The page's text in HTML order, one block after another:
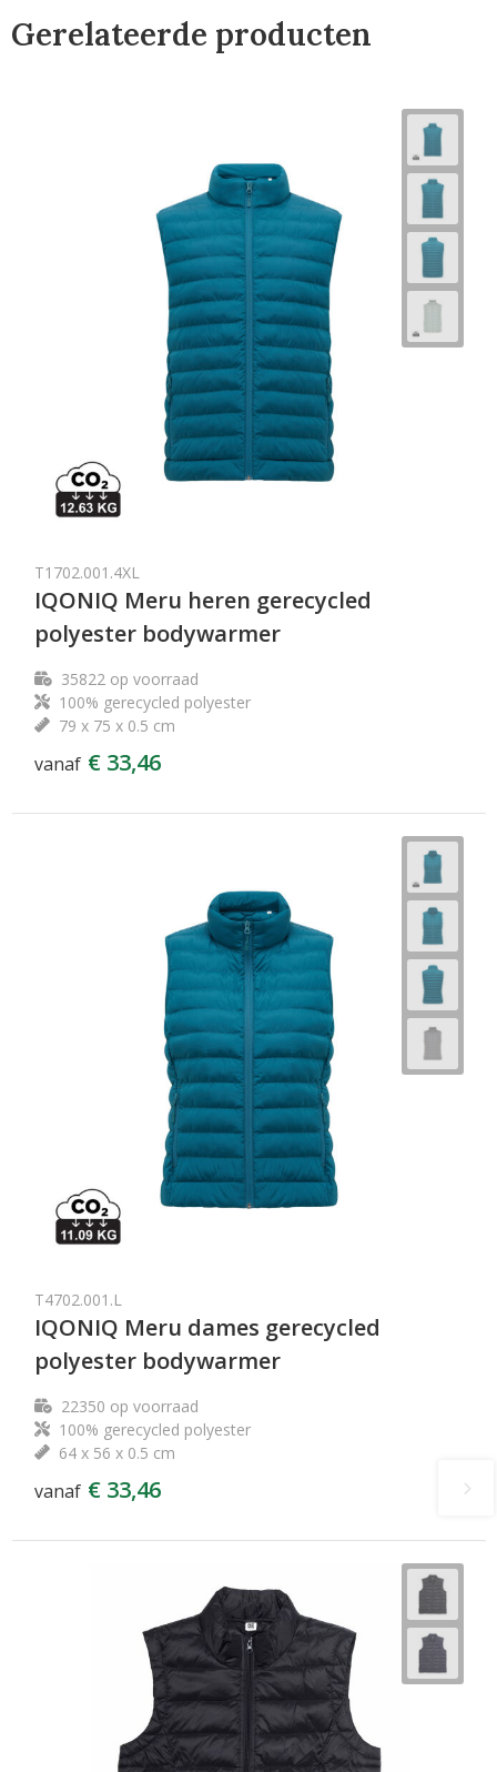
Gerelateerde producten
T1702.001.4XL
IQONIQ Meru heren gerecycled
polyester bodywarmer
35822op voorraad
100% gerecycled polyester
79 x 75 x 0.5 cm
vanaf € 33,46
T4702.001.L
IQONIQ Meru dames gerecycled
polyester bodywarmer
22350 op voorraad
100% gerecycled polyester
64 x 56 x 0.5 cm
vanaf € 33,46